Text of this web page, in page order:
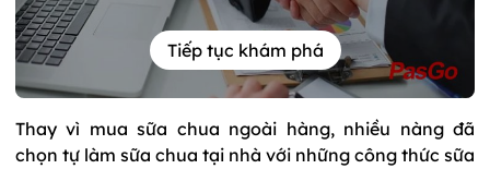
Tiếp tục khám phá
Thay vì mua sữa chua ngoài hàng, nhiều nàng đã
chọn tự làm sữa chua tại nhà với những công thức sữa